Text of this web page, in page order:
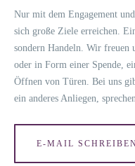
Nur mit dem Enga­ge­ment
sich gro­ße Zie­le errei­chen.
son­dern Han­deln. Wir freu­en
oder in Form einer Spen­de,
Öff­nen von Türen. Bei uns
ein ande­res Anlie­gen,
E‑MAIL